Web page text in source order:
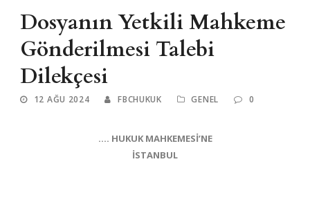
Dosyanın Yetkili Mahkeme
Gönderilmesi Talebi
Dilekçesi
12 AĞU 2024 FBCHUKUK GENEL 0
…. HUKUK MAHKEMESİ’NE
İSTANBUL